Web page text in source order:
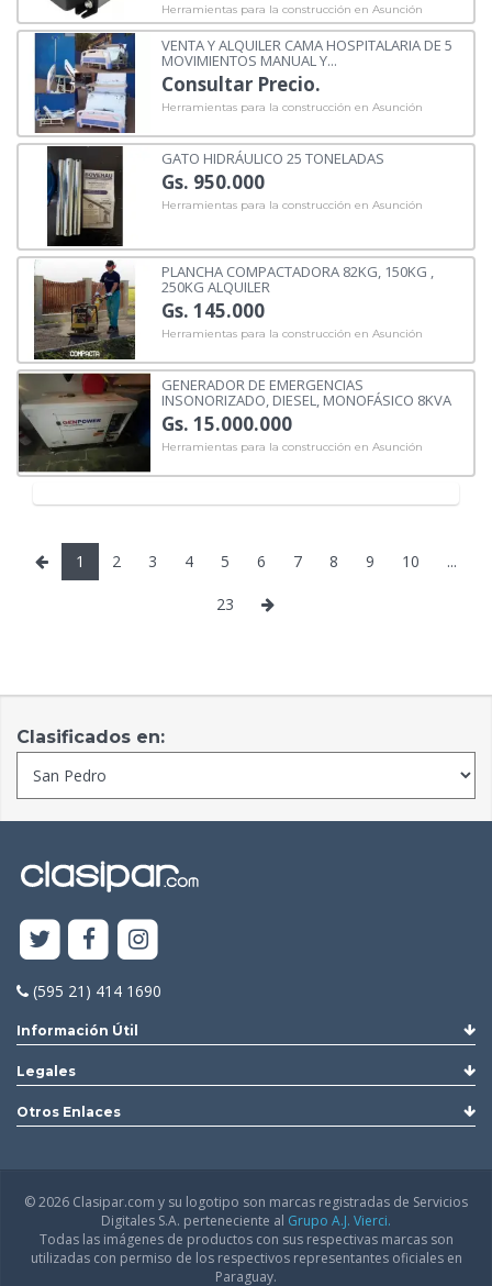
Herramientas para la construcción en Asunción
VENTA Y ALQUILER CAMA HOSPITALARIA DE 5
MOVIMIENTOS MANUAL Y...
Consultar Precio.
Herramientas para la construcción en Asunción
GATO HIDRÁULICO 25 TONELADAS
Gs. 950.000
Herramientas para la construcción en Asunción
PLANCHA COMPACTADORA 82KG, 150KG ,
250KG ALQUILER
Gs. 145.000
Herramientas para la construcción en Asunción
GENERADOR DE EMERGENCIAS
INSONORIZADO, DIESEL, MONOFÁSICO 8KVA
Gs. 15.000.000
Herramientas para la construcción en Asunción
1 2 3 4 5 6 7 8 9 10 ...
23
Clasificados en:
(595 21) 414 1690
Información Útil
Legales
Otros Enlaces
© 2026 Clasipar.com y su logotipo son marcas registradas de Servicios
Digitales S.A. perteneciente al Grupo A.J. Vierci.
Todas las imágenes de productos con sus respectivas marcas son
utilizadas con permiso de los respectivos representantes oficiales en
Paraguay.